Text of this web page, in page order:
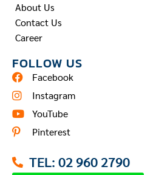
About Us
Contact Us
Career
FOLLOW US
Facebook
Instagram
YouTube
Pinterest
TEL: 02 960 2790